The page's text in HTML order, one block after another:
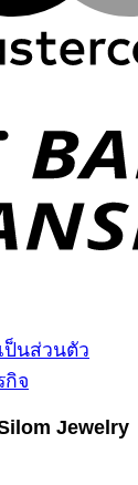
ป็นส่วนตัว
กิจ
Jewelry